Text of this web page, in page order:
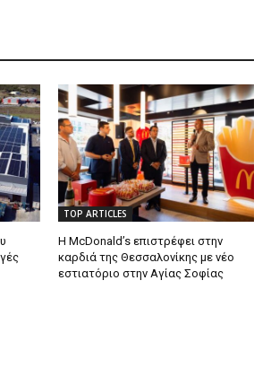
TOP ARTICLES
Η McDonald’s επιστρέφει στην
καρδιά της Θεσσαλονίκης με νέο
εστιατόριο στην Αγίας Σοφίας